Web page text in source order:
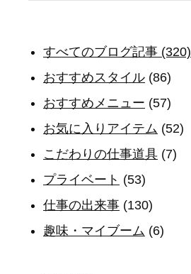
すべてのブログ記事 (320)
おすすめスタイル (86)
おすすめメニュー (57)
お気に入りアイテム (52)
こだわりの仕事道具 (7)
プライベート (53)
仕事の出来事 (130)
趣味・マイブーム (6)